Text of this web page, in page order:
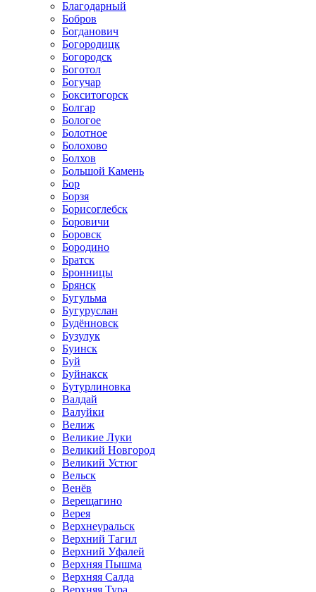
Благодарный
Бобров
Богданович
Богородицк
Богородск
Боготол
Богучар
Бокситогорск
Болгар
Бологое
Болотное
Болохово
Болхов
Большой Камень
Бор
Борзя
Борисоглебск
Боровичи
Боровск
Бородино
Братск
Бронницы
Брянск
Бугульма
Бугуруслан
Будённовск
Бузулук
Буинск
Буй
Буйнакск
Бутурлиновка
Валдай
Валуйки
Велиж
Великие Луки
Великий Новгород
Великий Устюг
Вельск
Венёв
Верещагино
Верея
Верхнеуральск
Верхний Тагил
Верхний Уфалей
Верхняя Пышма
Верхняя Салда
Верхняя Тура